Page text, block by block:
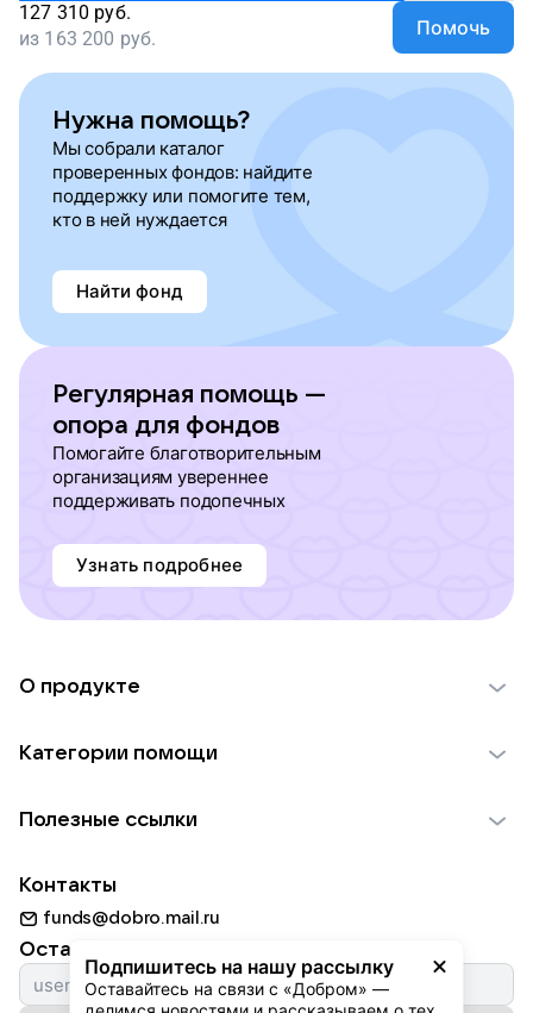
127 310 руб.
из 163 200 руб. Помочь
Нужна помощь?
Мы собрали каталог
проверенных фондов: найдите
поддержку или помогите тем,
кто в ней нуждается
Найти фонд
Регулярная помощь —
опора для фондов
Помогайте благотворительным
организациям увереннее
поддерживать подопечных
Узнать подробнее
Подпишитесь на нашу рассылку
Оставайтесь на связи с «Добром» —
О продукте
Использование материалов
Для НКО
Партнерам
Категории помощи
Пожилым
Животным
Природе
Культуре
Полезные ссылки
Добрый день
Истории
Контакты
funds@dobro.mail.ru
Оставайтесь с нами